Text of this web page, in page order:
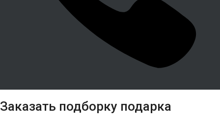
Заказать подборку подарка